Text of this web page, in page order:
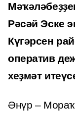
Рәсәй Эске
Күгәрсен
оператив
хеҙмәт
Әнүр –